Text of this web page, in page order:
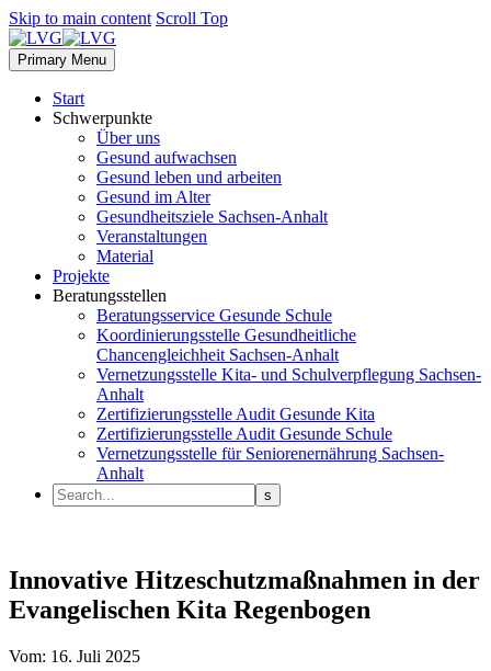
Skip to main content Scroll Top
Primary Menu
Start
Schwerpunkte
Über uns
Gesund aufwachsen
Gesund leben und arbeiten
Gesund im Alter
Gesundheitsziele Sachsen-Anhalt
Veranstaltungen
Material
Projekte
Beratungsstellen
Beratungsservice Gesunde Schule
Koordinierungsstelle Gesundheitliche
Chancengleichheit Sachsen-Anhalt
Vernetzungsstelle Kita- und Schulverpflegung Sachsen-
Anhalt
Zertifizierungsstelle Audit Gesunde Kita
Zertifizierungsstelle Audit Gesunde Schule
Vernetzungsstelle für Seniorenernährung Sachsen-
Anhalt
Innovative Hitzeschutzmaßnahmen in der
Evangelischen Kita Regenbogen
Vom: 16. Juli 2025